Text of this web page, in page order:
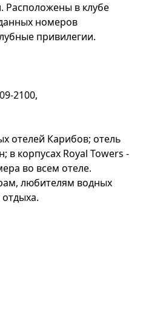
Расположены в клубе
номеров
привилегии.
2100,
отелей Карибов; отель
в корпусах Royal Towers -
во всем отеле.
любителям водных